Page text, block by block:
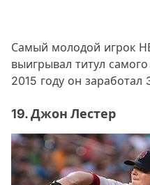
Самый молодой игрок
выигрывал титул
2015 году он
19. Джон Лестер